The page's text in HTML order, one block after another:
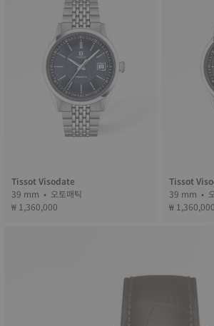
Tissot Visodate
39 mm • 오토매틱
₩ 1,360,000
Tissot
₩ 1,360,000